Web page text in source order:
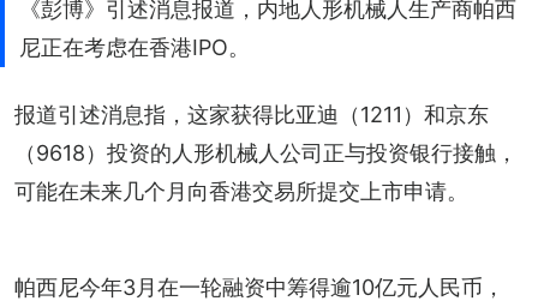
《彭博》引述消息报道，内地人形机械人生产商帕西
尼正在考虑在香港IPO。
报道引述消息指，这家获得比亚迪（1211）和京东
（9618）投资的人形机械人公司正与投资银行接触，
可能在未来几个月向香港交易所提交上市申请。
帕西尼今年3月在一轮融资中筹得逾10亿元人民币，